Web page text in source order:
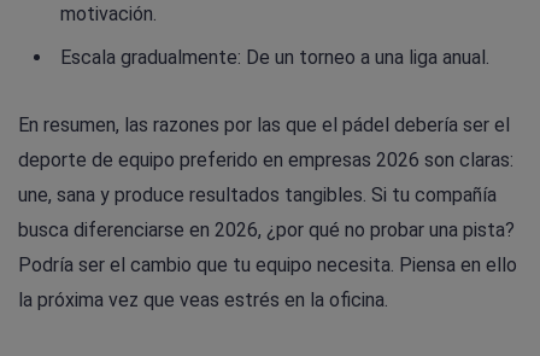
motivación.
Escala gradualmente: De un torneo a una liga anual.
En resumen, las razones por las que el pádel debería ser el
deporte de equipo preferido en empresas 2026 son claras:
une, sana y produce resultados tangibles. Si tu compañía
busca diferenciarse en 2026, ¿por qué no probar una pista?
Podría ser el cambio que tu equipo necesita. Piensa en ello
la próxima vez que veas estrés en la oficina.